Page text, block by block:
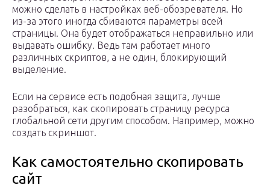
можно сделать в настройках веб-обозревателя. Но
из-за этого иногда сбиваются параметры всей
страницы. Она будет отображаться неправильно или
выдавать ошибку. Ведь там работает много
различных скриптов, а не один, блокирующий
выделение.
Если на сервисе есть подобная защита, лучше
разобраться, как скопировать страницу ресурса
глобальной сети другим способом. Например, можно
создать скриншот.
Как самостоятельно скопировать
сайт